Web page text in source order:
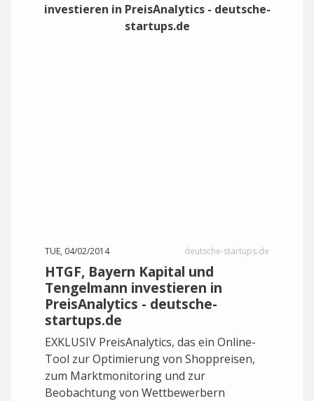
TUE, 04/02/2014 deutsche-startups.de
HTGF, Bayern Kapital und
Tengelmann investieren in
PreisAnalytics - deutsche-
startups.de
EXKLUSIV PreisAnalytics, das ein Online-
Tool zur Optimierung von Shoppreisen,
zum Marktmonitoring und zur
Beobachtung von Wettbewerbern